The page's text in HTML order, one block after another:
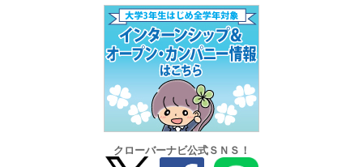
クローバーナビ公式ＳＮＳ！